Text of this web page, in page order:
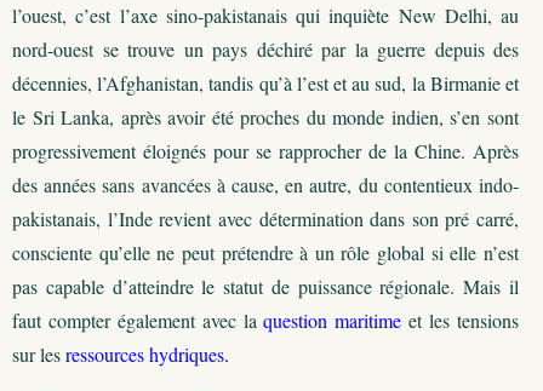
l’ouest, c’est l’axe sino-pakistanais qui inquiète New Delhi, au
nord-ouest se trouve un pays déchiré par la guerre depuis des
décennies, l’Afghanistan, tandis qu’à l’est et au sud, la Birmanie et
le Sri Lanka, après avoir été proches du monde indien, s’en sont
progressivement éloignés pour se rapprocher de la Chine. Après
des années sans avancées à cause, en autre, du contentieux indo-
pakistanais, l’Inde revient avec détermination dans son pré carré,
consciente qu’elle ne peut prétendre à un rôle global si elle n’est
pas capable d’atteindre le statut de puissance régionale. Mais il
faut compter également avec laquestion maritime et les tensions
sur lesressources hydriques.